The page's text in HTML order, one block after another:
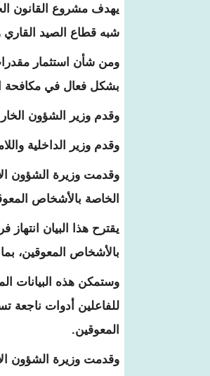
يهدف مشروع القانون
شبه قطاع الصيد القاري
ومن شأن استثمار
بشكل فعال في مكافحة
وقدم وزير الشؤون
وقدم وزير الداخلية
وقدمت وزيرة الشؤون
الخاصة بالأشخاص
يقترح هذا البيان
بالأشخاص المعوقين،
وستمكن هذه البيانات
للفاعلين أدوات ناجعة
المعوقين.
وقدمت وزيرة الشؤون